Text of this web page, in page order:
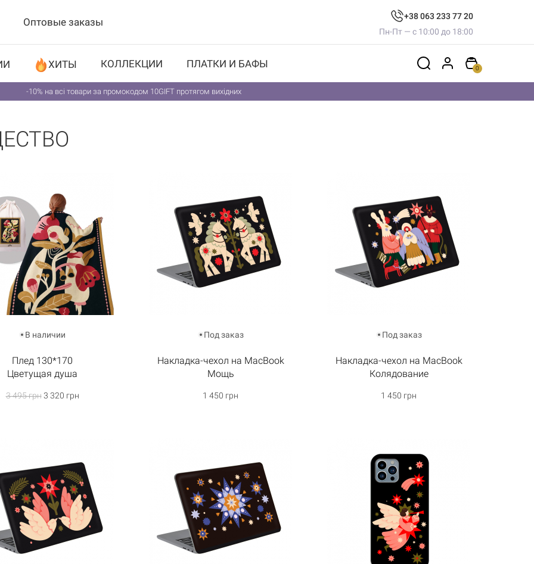
Оптовые заказы
+38 063 233 77 20
Пн-Пт — с 10:00 до 18:00
ХИТЫ КОЛЛЕКЦИИ ПЛАТКИ И БАФЫ 0
-10% на всі товари за промокодом 10GIFT протягом вихідних
В наличии
Плед 130*170
Цветущая душа
3 495 грн3 320 грн
Под заказ
Накладка-чехол на MacBook
Мощь
1 450 грн
Под заказ
Накладка-чехол на MacBook
Колядование
1 450 грн